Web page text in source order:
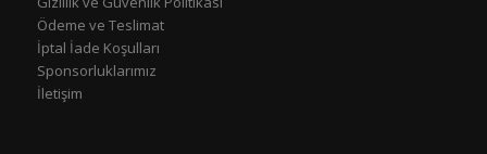
Ödeme ve Teslimat
İptal İade Koşulları
Sponsorluklarımız
İletişim